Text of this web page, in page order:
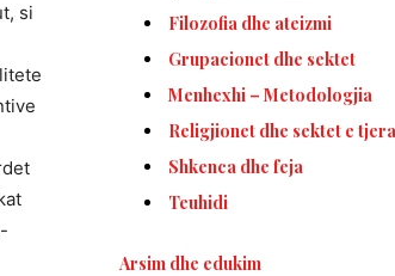
si
Filozofia dhe ateizmi
Grupacionet dhe sektet
Menhexhi – Metodologjia
Religjionet dhe sektet e tjera
Shkenca dhe feja
Teuhidi
Arsim dhe edukim